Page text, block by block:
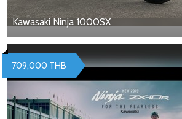
Kawasaki Ninja 1000SX
709,000 THB